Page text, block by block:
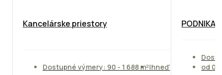
Kancelárske priestory
Dostupné výmery: 90 - 1 688 m²Ihneď
od